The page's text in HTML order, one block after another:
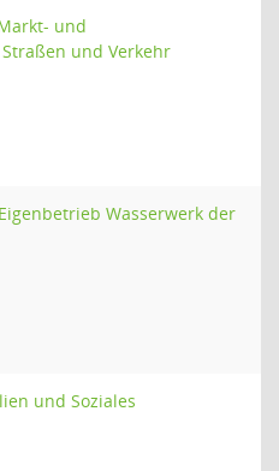
und
und Verkehr
Wasserwerk der
und Soziales